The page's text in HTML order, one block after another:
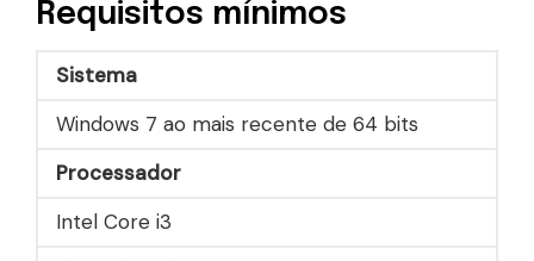
Requisitos mínimos
Sistema
Windows 7 ao mais recente de 64 bits
Processador
Intel Core i3